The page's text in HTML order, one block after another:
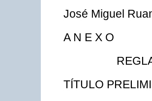
José Miguel
A N E X O
TÍTULO